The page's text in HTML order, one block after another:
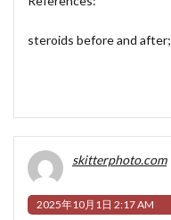
steroids before and after;
skitterphoto.com
2025年10月1日 2:17 AM